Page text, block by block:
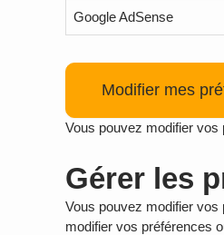
Google AdSense
Modifier mes
Vous pouvez modifier vos
Gérer les
Vous pouvez modifier vos
modifier vos préférences